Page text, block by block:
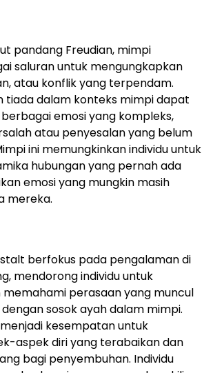
pandang Freudian, mimpi
saluran untuk mengungkapkan
atau konflik yang terpendam.
tiada dalam konteks mimpi dapat
emosi yang kompleks,
atau penyesalan yang belum
ini memungkinkan individu untuk
hubungan yang pernah ada
emosi yang mungkin masih
mereka.
berfokus pada pengalaman di
mendorong individu untuk
perasaan yang muncul
sosok ayah dalam mimpi.
kesempatan untuk
aspek diri yang terabaikan dan
bagi penyembuhan. Individu